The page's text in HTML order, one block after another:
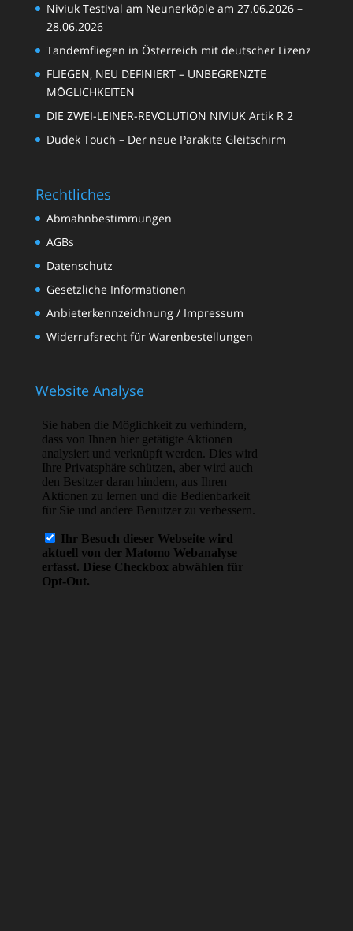
Niviuk Testival am Neunerköple am 27.06.2026 –
28.06.2026
Tandemfliegen in Österreich mit deutscher Lizenz
FLIEGEN, NEU DEFINIERT – UNBEGRENZTE
MÖGLICHKEITEN
DIE ZWEI-LEINER-REVOLUTION NIVIUK Artik R 2
Dudek Touch – Der neue Parakite Gleitschirm
Rechtliches
Abmahnbestimmungen
AGBs
Datenschutz
Gesetzliche Informationen
Anbieterkennzeichnung / Impressum
Widerrufsrecht für Warenbestellungen
Website Analyse